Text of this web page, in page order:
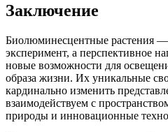
Заключение
Биолюминесцентные растения —
эксперимент, а перспективное
новые возможности для
образа жизни. Их уникальные
кардинально изменить
взаимодействуем с
природы и инновационные